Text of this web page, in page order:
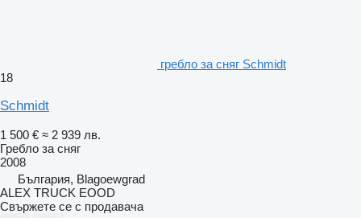
гребло за сняг Schmidt
18
Schmidt
1 500 € ≈ 2 939 лв.
Гребло за сняг
2008
България, Blagoewgrad
ALEX TRUCK EOOD
Свържете се с продавача